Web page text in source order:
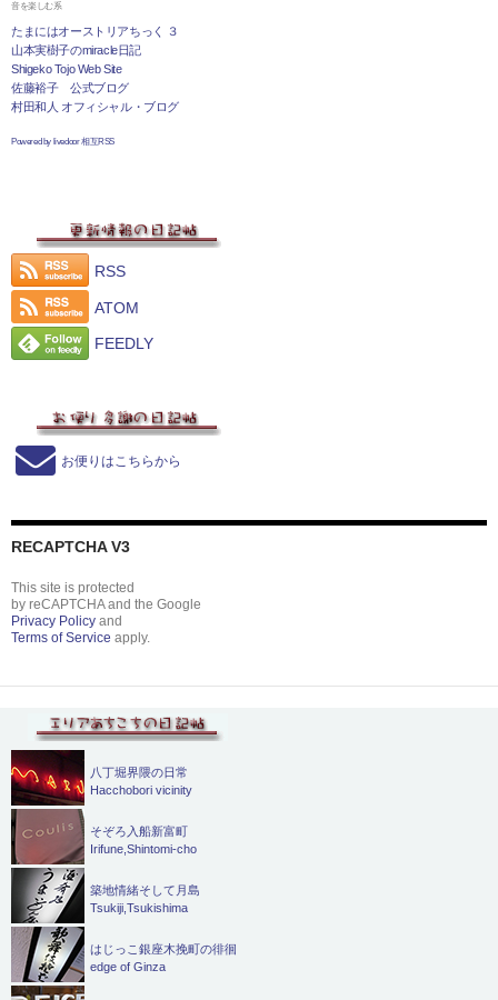
音を楽しむ系
たまにはオーストリアちっく ３
山本実樹子のmiracle日記
Shigeko Tojo Web Site
佐藤裕子 公式ブログ
村田和人 オフィシャル・ブログ
Powered by livedoor 相互RSS
RSS
ATOM
FEEDLY
お便りはこちらから
RECAPTCHA V3
This site is protected
by reCAPTCHA and the Google
Privacy Policy and
Terms of Service apply.
八丁堀界隈の日常
Hacchobori vicinity
そぞろ入船新富町
Irifune,Shintomi-cho
築地情緒そして月島
Tsukiji,Tsukishima
はじっこ銀座木挽町の徘徊
edge of Ginza